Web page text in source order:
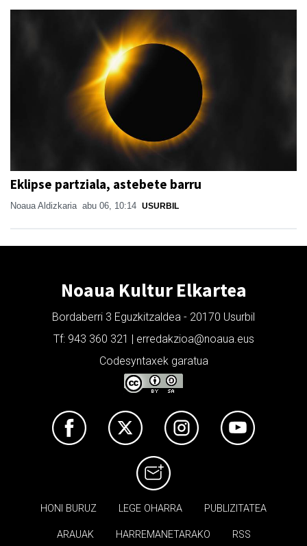
Eklipse partziala, astebete barru
Noaua Aldizkaria abu 06, 10:14 USURBIL
Noaua Kultur Elkartea
Bordaberri 3 Eguzkitzaldea - 20170 Usurbil
Tf: 943 360 321 | erredakzioa@noaua.eus
Codesyntaxek garatua
HONI BURUZ LEGE OHARRA PUBLIZITATEA
ARAUAK HARREMANETARAKO RSS